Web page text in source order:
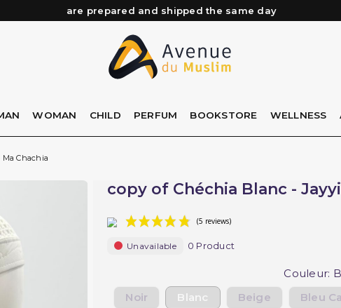
Need help? Check out our FAQ
Orders placed before 3 PM (Mon to Fri)
are prepared and shipped the same day
WOMAN CHILD PERFUM BOOKSTORE WELLNESS
Chachia
copy of Chéchia Blanc -
Unavailable 0 Product
Couleur:
Noir
Blanc Beige Bleu